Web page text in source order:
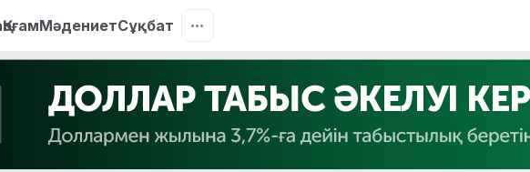
ҚоғамМәдениетСұқбат